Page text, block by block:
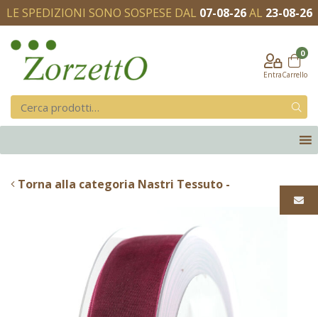
LE SPEDIZIONI SONO SOSPESE DAL 07-08-26AL 23-08-26
Entra
0
Carrello
Torna alla categoria Nastri Tessuto -